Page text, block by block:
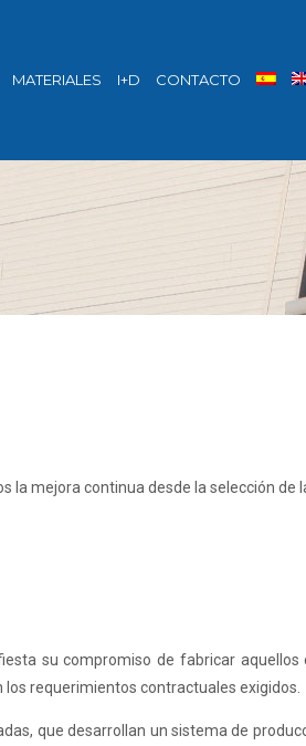
MATERIALES I+D CONTACTO
la mejora continua desde la selección de
su compromiso de fabricar aquellos
requerimientos contractuales exigidos.
que desarrollan un sistema de